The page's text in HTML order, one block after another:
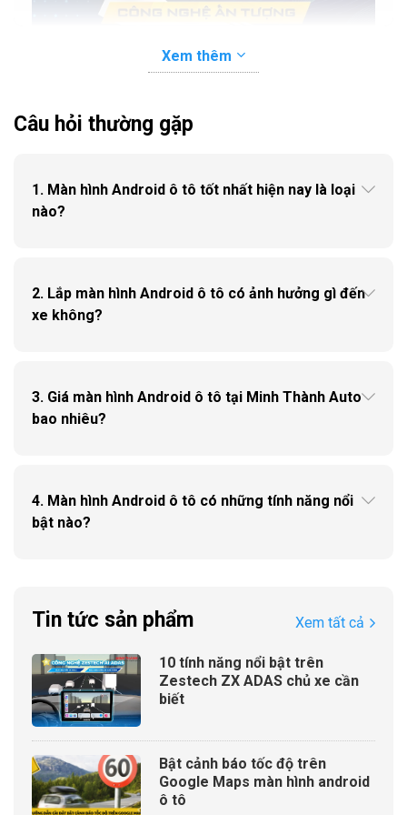
Màn hình Android xe ô tô là gì?
các công nghệ tiên tiến, nó giúp người dùng dễ dàng
thế cho màn hình nguyên bản của ô tô. Đặc biệt, nó
cung cấp một kho ứng dụng đa dạng, cho phép người
Ưu điểm của màn hình Android ô tô
Màn hình ô tô thông minh không chỉ cho phép chạy đa
nhu cầu nào.
Xem thêm
Câu hỏi thường gặp
1. Màn hình Android ô tô tốt nhất hiện nay là loại
nào?
2. Lắp màn hình Android ô tô có ảnh hưởng gì đến
xe không?
3. Giá màn hình Android ô tô tại Minh Thành Auto
bao nhiêu?
4. Màn hình Android ô tô có những tính năng nổi
bật nào?
Tin tức sản phẩm Xem tất cả
10 tính năng nổi bật trên
Zestech ZX ADAS chủ xe cần
biết
Bật cảnh báo tốc độ trên
Google Maps màn hình android
ô tô